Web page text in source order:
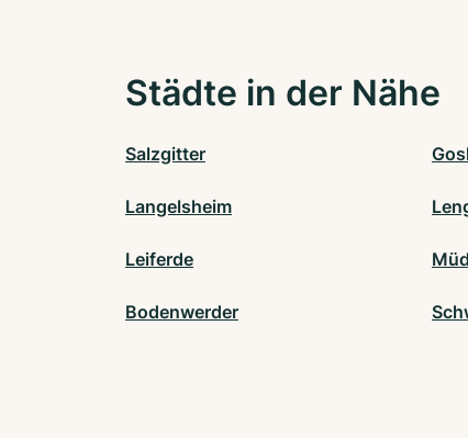
Städte in der Nähe
Salzgitter
Langelsheim
Leiferde
Bodenwerder